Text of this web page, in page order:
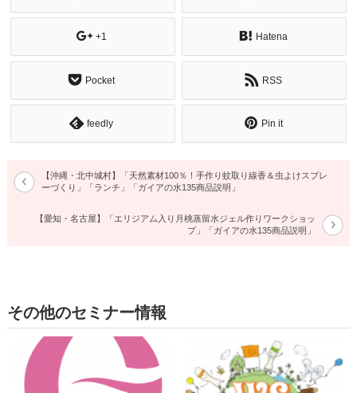
+1 Hatena
Pocket RSS
feedly Pin it
【沖縄・北中城村】「天然素材100％！手作り蚊取り線香＆虫よけスプレ
ーづくり」「ランチ」「ガイアの水135商品説明」
【愛知・名古屋】「エリジアム入り月桃蒸留水ジェル作りワークショッ
プ」「ガイアの水135商品説明」
その他のセミナー情報